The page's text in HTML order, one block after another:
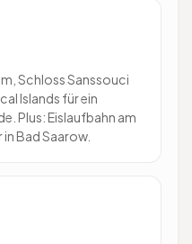
Schloss Sanssouci
Islands für ein
Plus: Eislaufbahn am
Bad Saarow.